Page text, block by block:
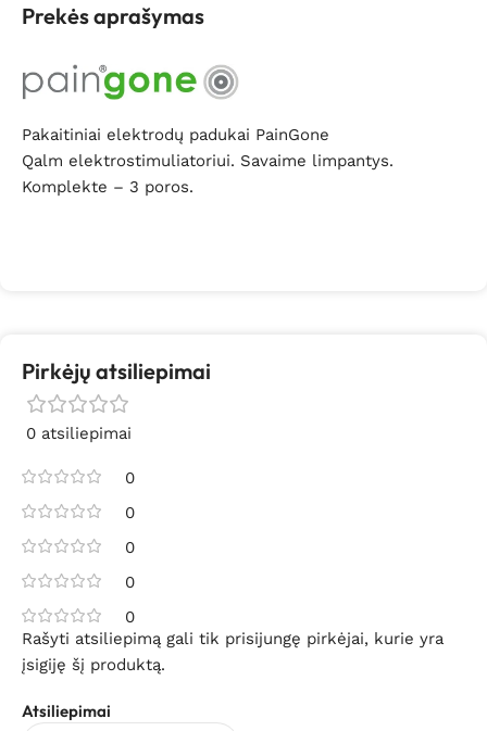
Prekės aprašymas
Pakaitiniai elektrodų padukai PainGone
Qalm elektrostimuliatoriui. Savaime limpantys.
Komplekte – 3 poros.
Pirkėjų atsiliepimai
0 atsiliepimai
0
0
0
0
0
Atsiliepimai
Rašyti atsiliepimą gali tik prisijungę pirkėjai, kurie yra
įsigiję šį produktą.